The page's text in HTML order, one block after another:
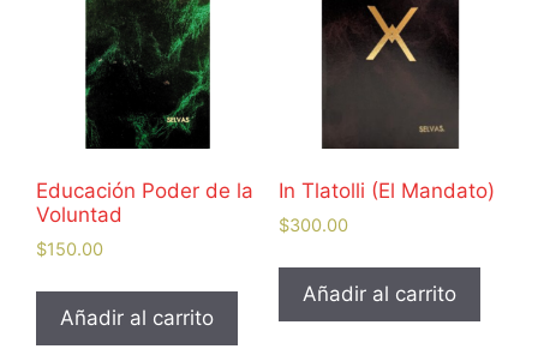
Educación Poder de la
Voluntad
$150.00
Añadir al carrito
In Tlatolli (El Mandato)
$300.00
Añadir al carrito